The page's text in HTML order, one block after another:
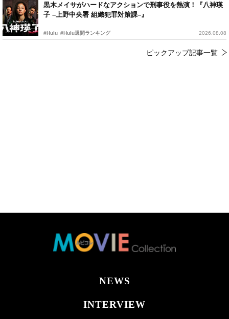
黒木メイサがハードなアクションで刑事役を熱演！『八神瑛
子 –上野中央署 組織犯罪対策課–』
#Hulu #Hulu週間ランキング 2026.08.08
ピックアップ記事一覧
NEWS
INTERVIEW